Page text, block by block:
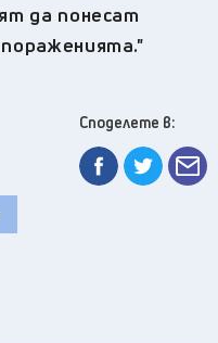
да понесат
Споделете в: